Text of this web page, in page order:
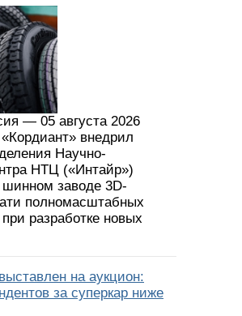
— 05 августа 2026
внедрил
Научно-
НТЦ («Интайр»)
заводе 3D-
полномасштабных
разработке новых
на аукцион:
за суперкар ниже